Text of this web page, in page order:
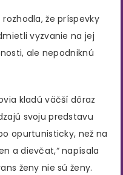
že príspevky
vyzvanie na jej
ale nepodniknú
kladú väčší dôraz
svoju predstavu
opurtunisticky, než na
a dievčat,“ napísala
ženy nie sú ženy.